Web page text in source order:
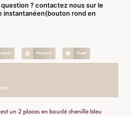
question ? contactez nous sur le
instantanéen(bouton rond en
Pinterest Email
un 2 places en bouclé chenille bleu